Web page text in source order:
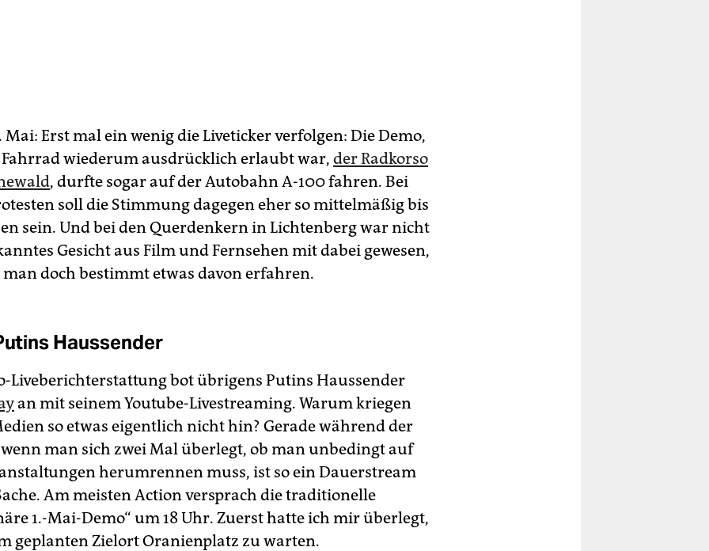
Mai: Erst mal ein wenig die Liveticker verfolgen: Die Demo,
Fahrrad wiederum ausdrücklich erlaubt war, der Radkorso
, durfte sogar auf der Autobahn A-100 fahren. Bei
soll die Stimmung dagegen eher so mittelmäßig bis
sein. Und bei den Querdenkern in Lichtenberg war nicht
Gesicht aus Film und Fernsehen mit dabei gewesen,
man doch bestimmt etwas davon erfahren.
Haussender
Liveberichterstattung bot übrigens Putins Haussender
an mit seinem Youtube-Live­streaming. Warum kriegen
so etwas eigentlich nicht hin? Gerade während der
man sich zwei Mal überlegt, ob man unbedingt auf
herumrennen muss, ist so ein Dauerstream
Am meisten Action versprach die traditionelle
1.-Mai-Demo“ um 18 Uhr. Zuerst hatte ich mir überlegt,
geplanten Zielort Oranienplatz zu warten.